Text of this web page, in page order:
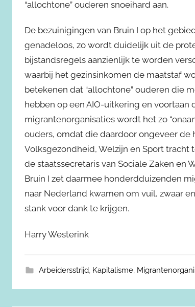
“allochtone” ouderen snoeihard aan.
De bezuinigingen van Bruin I op het
genadeloos, zo wordt duidelijk uit de
bijstandsregels aanzienlijk te worden
waarbij het gezinsinkomen de maatstaf
betekenen dat “allochtone” ouderen die
hebben op een AIO-uitkering en
migrantenorganisaties wordt het zo
ouders, omdat die daardoor ongeveer de
Volksgezondheid, Welzijn en Sport
de staatssecretaris van Sociale Zaken
Bruin I zet daarmee honderdduizenden
naar Nederland kwamen om vuil, zwaar
stank voor dank te krijgen.
Harry Westerink
Arbeidersstrijd, Kapitalisme,